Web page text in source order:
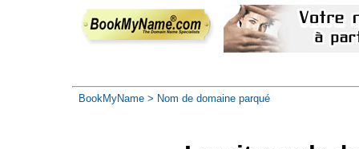
BookMyName > Nom de domaine parqué